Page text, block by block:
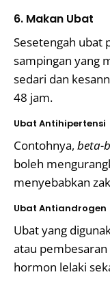
6. Makan Ubat
Sesetengah ubat
sampingan yang
sedari dan
48 jam.
Ubat Antihipertensi
Contohnya, beta-
boleh
menyebabkan
Ubat Antiandrogen
Ubat yang
atau
hormon lelaki